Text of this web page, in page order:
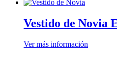
Vestido de Novia
Ver más información